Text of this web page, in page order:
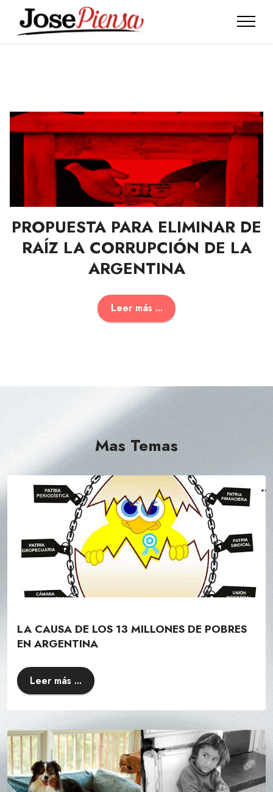
PROPUESTA PARA ELIMINAR DE
RAÍZ LA CORRUPCIÓN DE LA
ARGENTINA
Leer más ...
Mas Temas
LA CAUSA DE LOS 13 MILLONES DE POBRES
EN ARGENTINA
Leer más ...